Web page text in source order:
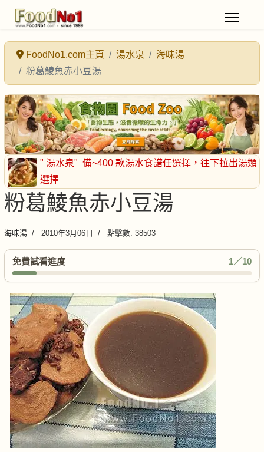
FoodNo1.com主頁 湯水泉
海味湯
粉葛鯪魚赤小豆湯
" 湯水泉" 備~400 款湯水食譜任選擇 ，往下拉出湯類
選擇
粉葛鯪魚赤小豆湯
海味湯 2010年3月06日 點擊數: 38503
免費試看進度 1／10